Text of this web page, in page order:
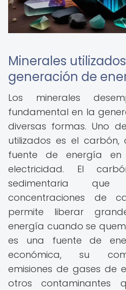
Minerales
generación de
Los minerales
fundamental en la
diversas formas. Uno
utilizados es el carbón,
fuente de energía
electricidad. El
sedimentaria
concentraciones de
permite liberar
energía cuando se
es una fuente de
económica, su
emisiones de gases de
otros contaminantes